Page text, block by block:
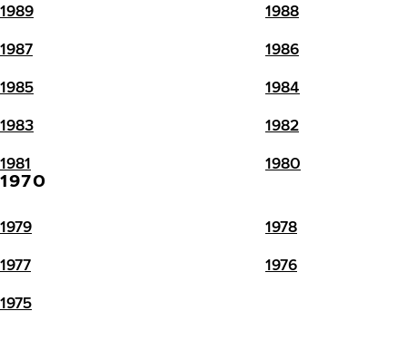
1989 1988
1987 1986
1985 1984
1983 1982
1981 1980
1970
1979 1978
1977 1976
1975